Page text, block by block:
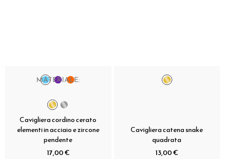
MATERIALE:
Cavigliera cordino cerato
elementi in acciaio e zircone
pendente
17,00 €
Cavigliera catena snake
quadrata
13,00 €